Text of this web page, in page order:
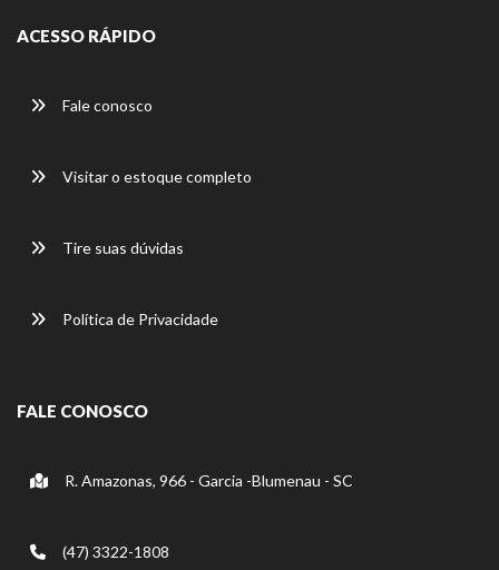
ACESSO RÁPIDO
Fale conosco
Visitar o estoque completo
Tire suas dúvidas
Política de Privacidade
FALE CONOSCO
R. Amazonas, 966 - Garcia -Blumenau - SC
(47) 3322-1808